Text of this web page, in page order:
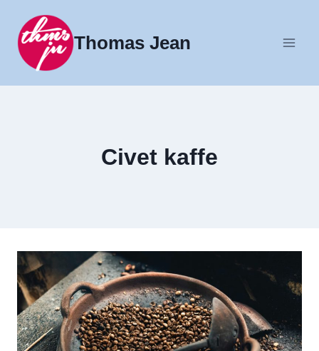
indhold
Thomas Jean
Civet kaffe